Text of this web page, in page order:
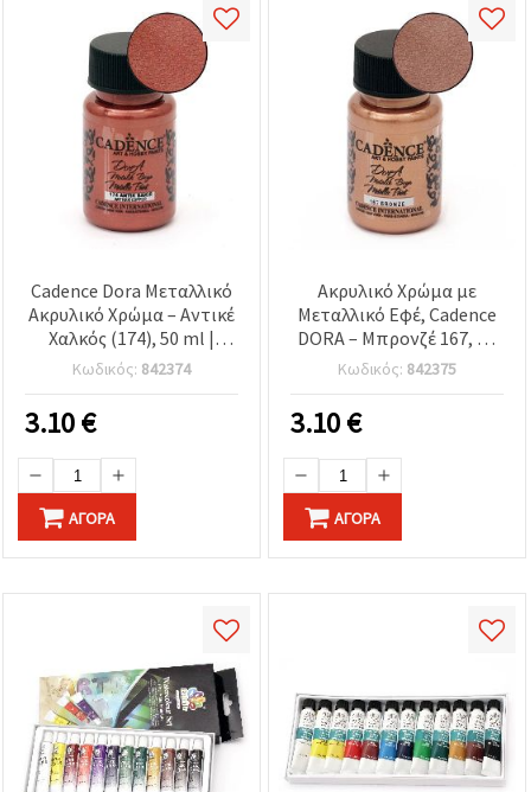
Cadence Dora Μεταλλικό
Ακρυλικό Χρώμα – Αντικέ
Χαλκός (174), 50 ml |
Μεταλλικό φινίρισμα για
χειροτεχνίες DIY, ξύλο,
καμβά, χαρτί &
κατασκευές μοντελισμού
Κωδικός: 842374
3.10€
ΑΓΟΡΆ
Ακρυλικό Χρώμα με
Μεταλλικό Εφέ, Cadence
DORA – Μπρονζέ 167, 50
ml | Μεταλλικό Μπρονζέ
Χρώμα Χειροτεχνίας για
DIY, Καμβά, Ξύλο & Χαρτί
Κωδικός: 842375
3.10€
ΑΓΟΡΆ